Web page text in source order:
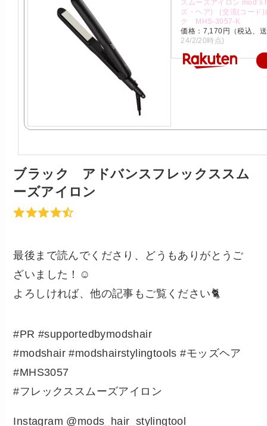
スムーズアイロン mod’s
ズ・ヘア) ［交流(コード)
ク MHS-3057-K
価格：7,170円（税込、
24/2/20時点)
ブラック アドバンスフレックススム
ーズアイロン
最後まで読んでくださり、どうもありがとうご
ざいました！☺️
よろしければ、他の記事もご覧ください🐈
#PR #supportedbymodshair
#modshair #modshairstylingtools #モッズヘア
#MHS3057
#フレックススムーズアイロン
Instagram @mods_hair_stylingtool